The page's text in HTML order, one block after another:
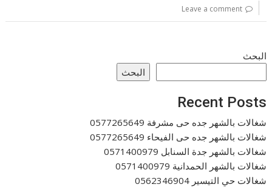
Leave a comment
البحث
البحث
Recent Posts
شغالات بالشهر جده حى مشرفة 0577265649
شغالات بالشهر جده حى الفيحاء 0577265649
شغالات بالشهر جدة السنابل 0571400979
شغالات بالشهر الحمدانية 0571400979
شغالات حي التيسير 0562346904